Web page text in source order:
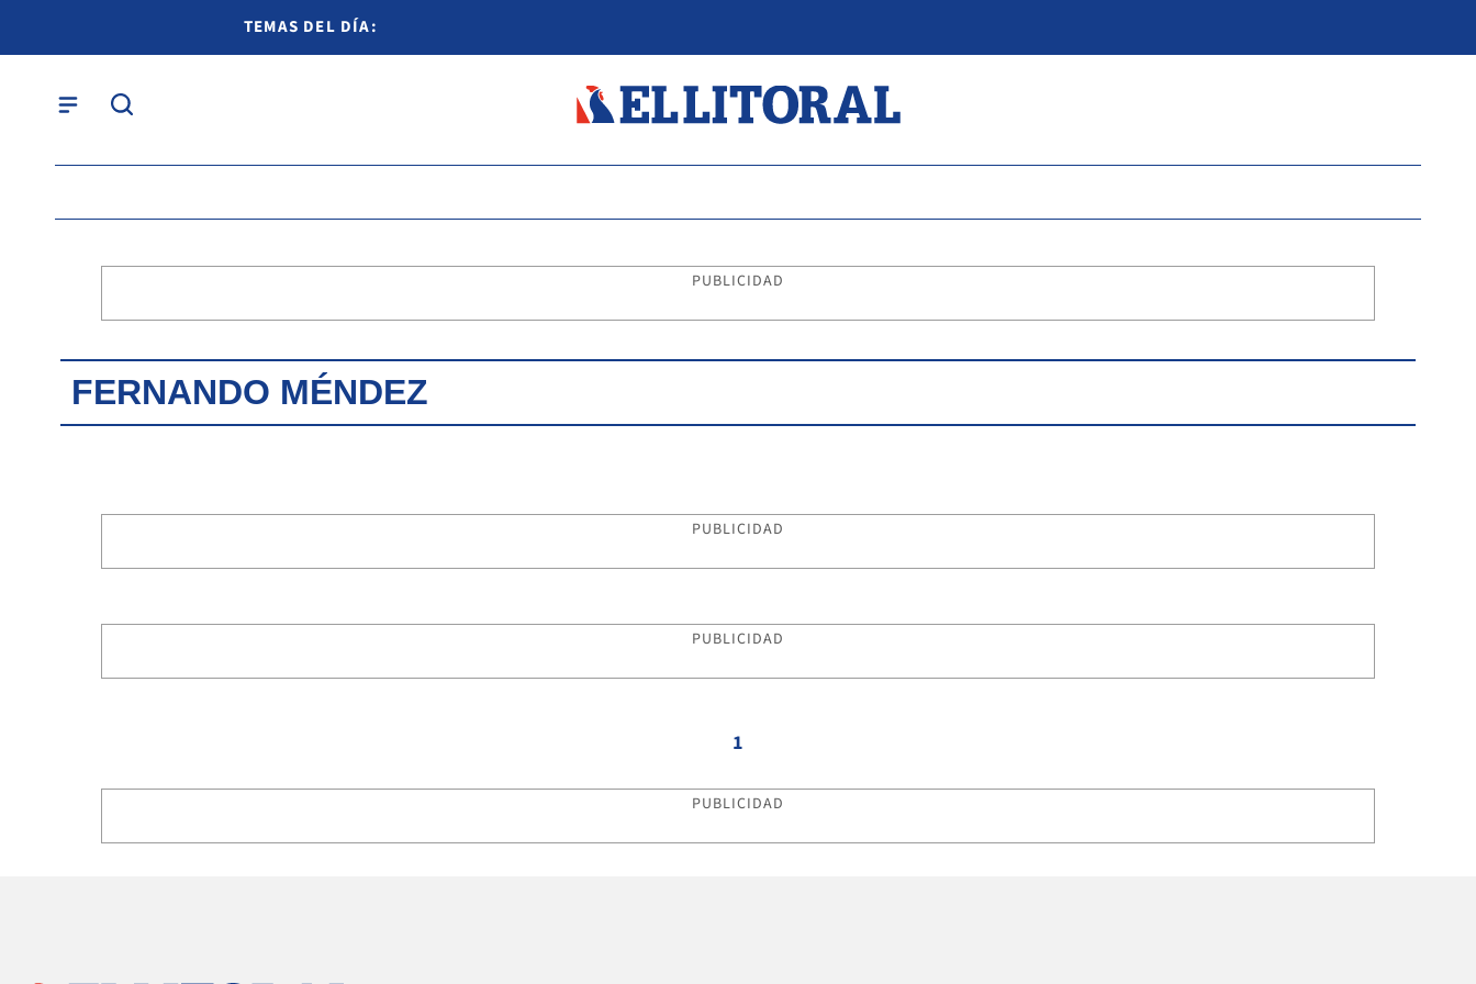
TEMAS DEL DÍA:
PUBLICIDAD
FERNANDO MÉNDEZ
PUBLICIDAD
PUBLICIDAD
1
PUBLICIDAD